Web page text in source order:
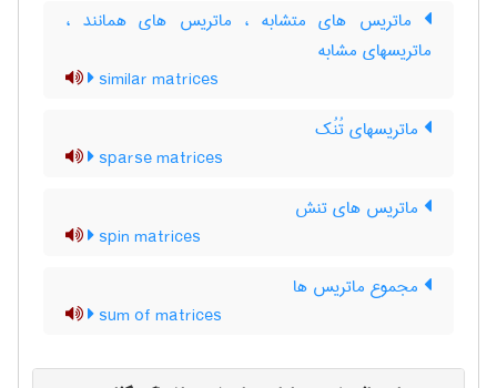
ماتریس های متشابه ، ماتریس های همانند ،
ماتریسهای مشابه
similar matrices
ماتریسهای تُنُک
sparse matrices
ماتریس های تنش
spin matrices
مجموع ماتریس ها
sum of matrices